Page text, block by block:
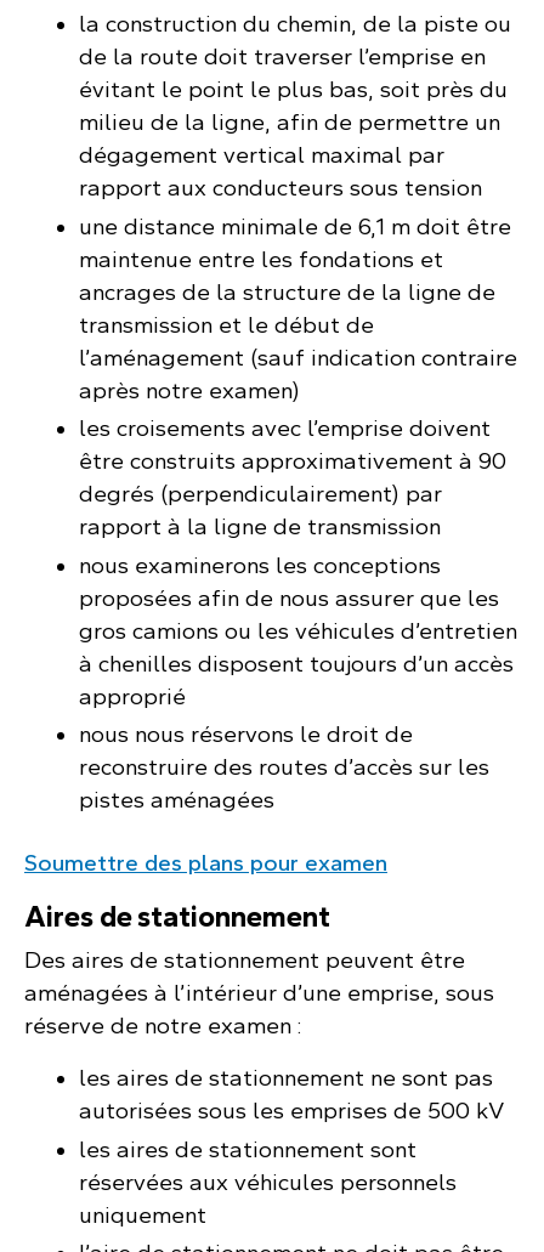
la construction du chemin, de la piste ou
de la route doit traverser l’emprise en
évitant le point le plus bas, soit près du
milieu de la ligne, afin de permettre un
dégagement vertical maximal par
rapport aux conducteurs sous tension
une distance minimale de 6,1 m doit être
maintenue entre les fondations et
ancrages de la structure de la ligne de
transmission et le début de
l’aménagement (sauf indication contraire
après notre examen)
les croisements avec l’emprise doivent
être construits approximativement à 90
degrés (perpendiculairement) par
rapport à la ligne de transmission
nous examinerons les conceptions
proposées afin de nous assurer que les
gros camions ou les véhicules d’entretien
à chenilles disposent toujours d’un accès
approprié
nous nous réservons le droit de
reconstruire des routes d’accès sur les
pistes aménagées
Soumettre des plans pour examen
Aires de stationnement
Des aires de stationnement peuvent être
aménagées à l’intérieur d’une emprise, sous
réserve de notre examen :
les aires de stationnement ne sont pas
autorisées sous les emprises de 500 kV
les aires de stationnement sont
réservées aux véhicules personnels
uniquement